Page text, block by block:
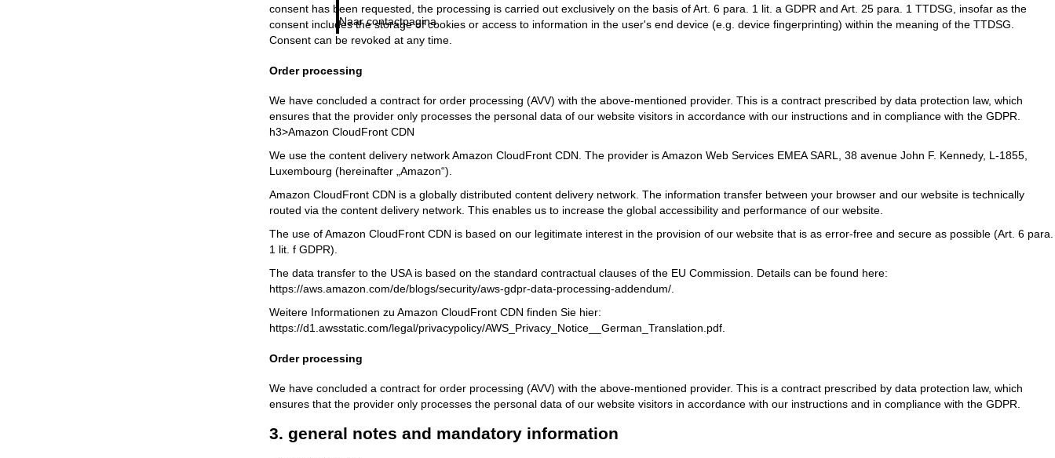
Naar contactpagina
consent has been requested, the processing is carried out exclusively on the basis of Art. 6 para. 1 lit. a GDPR and Art. 25 para. 1 TTDSG, insofar as the
consent includes the storage of cookies or access to information in the user's end device (e.g. device fingerprinting) within the meaning of the TTDSG.
Consent can be revoked at any time.
Order processing
We have concluded a contract for order processing (AVV) with the above-mentioned provider. This is a contract prescribed by data protection law, which
ensures that the provider only processes the personal data of our website visitors in accordance with our instructions and in compliance with the GDPR.
h3>Amazon CloudFront CDN
We use the content delivery network Amazon CloudFront CDN. The provider is Amazon Web Services EMEA SARL, 38 avenue John F. Kennedy, L-1855,
Luxembourg (hereinafter „Amazon“).
Amazon CloudFront CDN is a globally distributed content delivery network. The information transfer between your browser and our website is technically
routed via the content delivery network. This enables us to increase the global accessibility and performance of our website.
The use of Amazon CloudFront CDN is based on our legitimate interest in the provision of our website that is as error-free and secure as possible (Art. 6 para.
1 lit. f GDPR).
The data transfer to the USA is based on the standard contractual clauses of the EU Commission. Details can be found here:
https://aws.amazon.com/de/blogs/security/aws-gdpr-data-processing-addendum/.
Weitere Informationen zu Amazon CloudFront CDN finden Sie hier:
https://d1.awsstatic.com/legal/privacypolicy/AWS_Privacy_Notice__German_Translation.pdf.
Order processing
We have concluded a contract for order processing (AVV) with the above-mentioned provider. This is a contract prescribed by data protection law, which
ensures that the provider only processes the personal data of our website visitors in accordance with our instructions and in compliance with the GDPR.
3. general notes and mandatory information